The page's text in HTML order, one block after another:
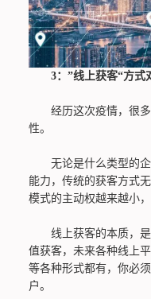
3：”线上获客“方式对
经历这次疫情，很多
性。
无论是什么类型的企
能力，传统的获客方式
模式的主动权越来越小
线上获客的本质，是
值获客，未来各种线上
等各种形式都有，你必
户。